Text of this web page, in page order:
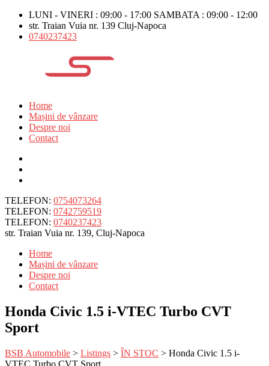
LUNI - VINERI : 09:00 - 17:00 SAMBATA : 09:00 - 12:00
str. Traian Vuia nr. 139 Cluj-Napoca
0740237423
Home
Mașini de vânzare
Despre noi
Contact
TELEFON: 0754073264
TELEFON: 0742759519
TELEFON: 0740237423
str. Traian Vuia nr. 139, Cluj-Napoca
Home
Mașini de vânzare
Despre noi
Contact
Honda Civic 1.5 i-VTEC Turbo CVT
Sport
BSB Automobile > Listings > ÎN STOC > Honda Civic 1.5 i-
VTEC Turbo CVT Sport